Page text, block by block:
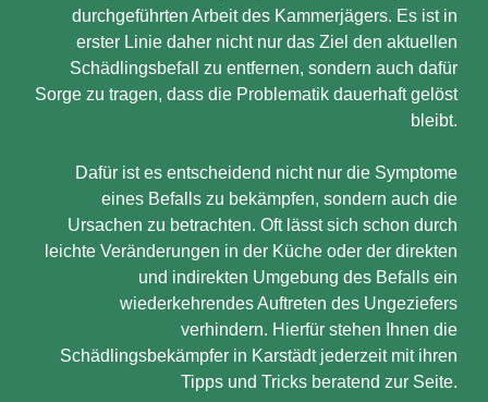
durchgeführten Arbeit des Kammerjägers. Es ist in
erster Linie daher nicht nur das Ziel den aktuellen
Schädlingsbefall zu entfernen, sondern auch dafür
Sorge zu tragen, dass die Problematik dauerhaft gelöst
bleibt.
Dafür ist es entscheidend nicht nur die Symptome
eines Befalls zu bekämpfen, sondern auch die
Ursachen zu betrachten. Oft lässt sich schon durch
leichte Veränderungen in der Küche oder der direkten
und indirekten Umgebung des Befalls ein
wiederkehrendes Auftreten des Ungeziefers
verhindern. Hierfür stehen Ihnen die
Schädlingsbekämpfer in Karstädt jederzeit mit ihren
Tipps und Tricks beratend zur Seite.